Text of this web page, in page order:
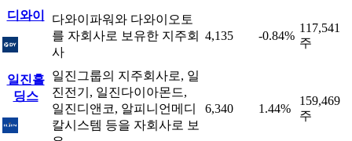
디와이
다와이파워와 다와이오토
를 자회사로 보유한 지주회
사
4,135 -0.84%
117,541
주
일진홀
딩스
일진그룹의 지주회사로, 일
진전기, 일진다이아몬드,
일진디앤코, 알피니언메디
칼시스템 등을 자회사로 보
6,340 1.44%
159,469
주